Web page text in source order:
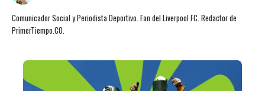
Comunicador Social y Periodista Deportivo. Fan del Liverpool FC. Redactor de
PrimerTiempo.CO.